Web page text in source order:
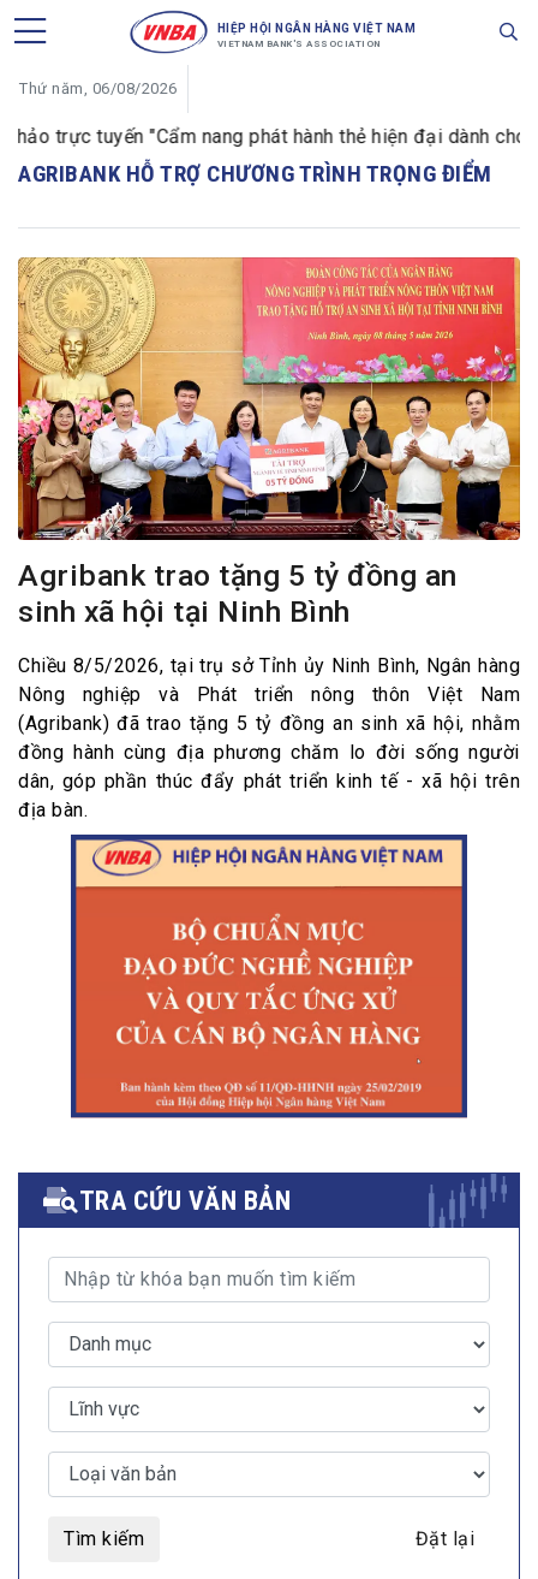
HIỆP HỘI NGÂN HÀNG VIỆT NAM
VIETNAM BANK'S ASSOCIATION
Thứ năm, 06/08/2026
trực tuyến "Cẩm nang phát hành thẻ hiện đại dành cho
AGRIBANK HỖ TRỢ CHƯƠNG TRÌNH TRỌNG ĐIỂM
Agribank trao tặng 5 tỷ đồng an
sinh xã hội tại Ninh Bình
Chiều 8/5/2026, tại trụ sở Tỉnh ủy Ninh Bình, Ngân hàng
Nông nghiệp và Phát triển nông thôn Việt Nam
(Agribank) đã trao tặng 5 tỷ đồng an sinh xã hội, nhằm
đồng hành cùng địa phương chăm lo đời sống người
dân, góp phần thúc đẩy phát triển kinh tế - xã hội trên
địa bàn.
TRA CỨU VĂN BẢN
Tìm kiếm Đặt lại